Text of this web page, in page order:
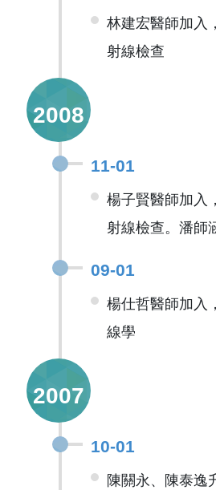
林建宏醫師加入
射線檢查
2008
11-01
楊子賢醫師加入
射線檢查。潘師
09-01
楊仕哲醫師加入
線學
2007
10-01
陳關永、陳泰逸